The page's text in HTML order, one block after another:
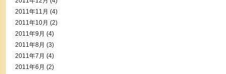
2011年11月 (4)
2011年10月 (2)
2011年9月 (4)
2011年8月 (3)
2011年7月 (4)
2011年6月 (2)